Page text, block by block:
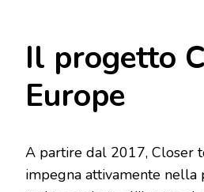
Il progetto
Europe
A partire dal 2017, Closer
impegna attivamente nella